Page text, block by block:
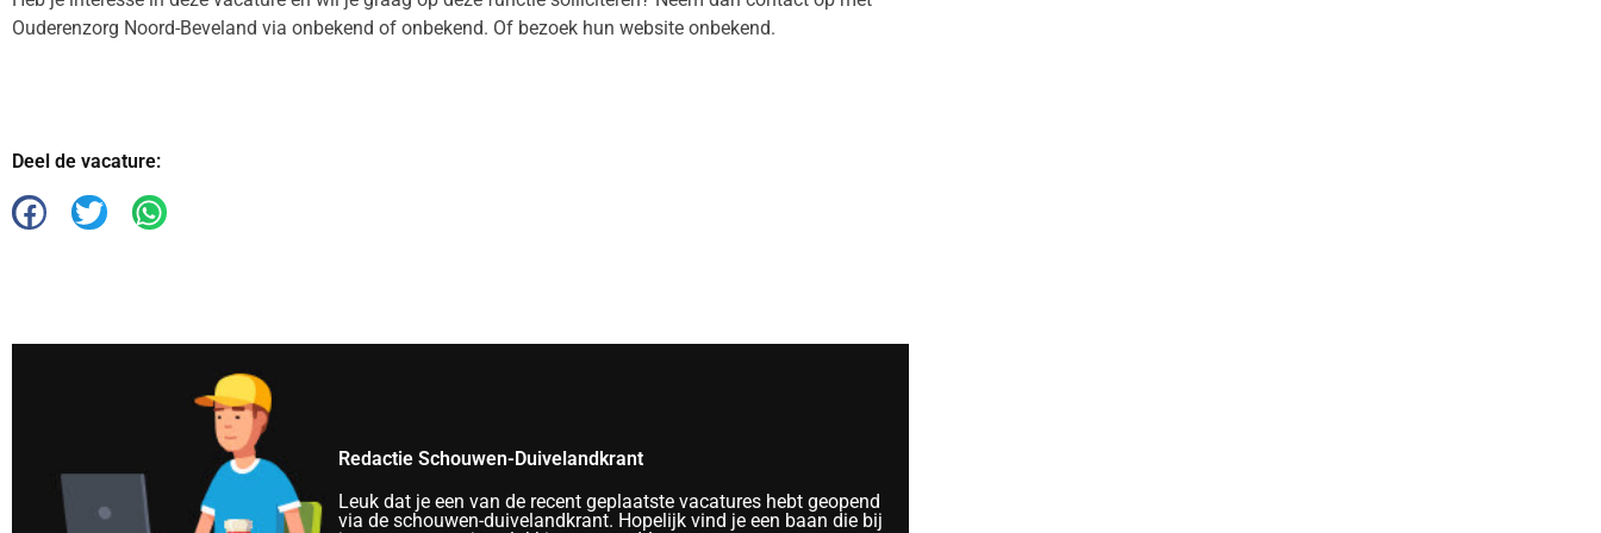
Ouderenzorg Noord-Beveland via onbekend of onbekend. Of bezoek hun website onbekend.
Deel de vacature:
Redactie Schouwen-Duivelandkrant
Leuk dat je een van de recent geplaatste vacatures hebt geopend
via de schouwen-duivelandkrant. Hopelijk vind je een baan die bij